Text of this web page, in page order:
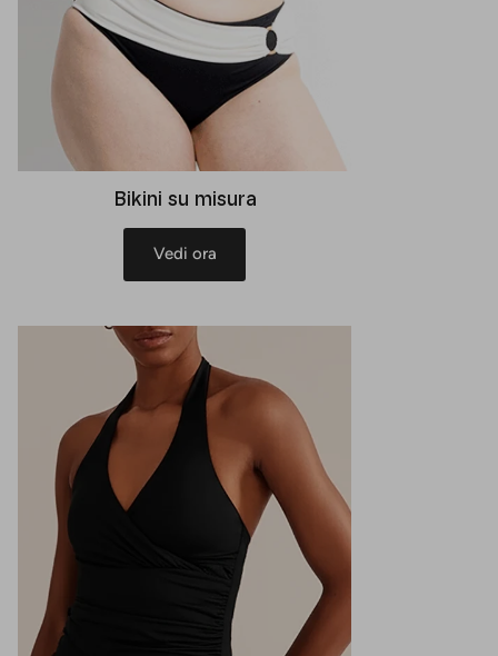
Bikini su misura
Vedi ora